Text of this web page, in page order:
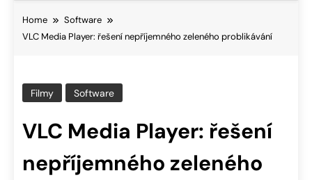
Home
Software
VLC Media Player: řešení nepříjemného zeleného problikávání
Filmy Software
VLC Media Player: řešení
nepříjemného zeleného